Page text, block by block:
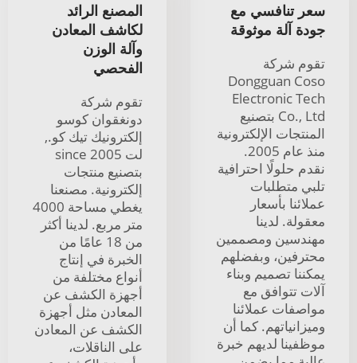
سعر تنافسي مع
جودة آلة موثوقة
تقوم شركة
Dongguan Coso
Electronic Tech
Co., Ltd بتصنيع
المنتجات الإلكترونية
منذ عام 2005.
نقدم حلولًا احترافية
تلبي متطلبات
عملائنا بأسعار
معقولة. لدينا
مهندسين ومصممين
محترفين، وبفضلهم
يمكننا تصميم وبناء
آلات تتوافق مع
مواصفات عملائنا
وميزانياتهم. كما أن
موظفينا لديهم خبرة
المصنع الرائد
لكاشف المعادن
وآلة الوزن
الفحصي
تقوم شركة
دونغقوان كوسو
إلكترونيك تيك كو.,
لت since 2005
بتصنيع منتجات
إلكترونية. مصنعنا
يغطي مساحة 4000
متر مربع. لدينا أكثر
من 18 عامًا من
الخبرة في إنتاج
أنواع مختلفة من
أجهزة الكشف عن
المعادن مثل أجهزة
الكشف عن المعادن
على الناقلات،